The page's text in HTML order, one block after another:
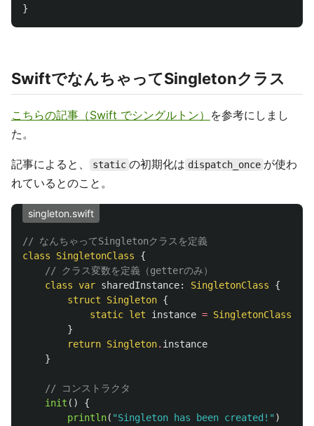
}
SwiftでなんちゃってSingletonクラス
こちらの記事（Swift でシングルトン） を参考にしまし
た。
記事によると、 static の初期化は dispatch_once が使わ
れているとのこと。
singleton.swift
// なんちゃってSingletonクラスを定義
class
SingletonClass
{
// クラス変数を定義（getterのみ）
class var sharedInstance: SingletonClass
{
struct
Singleton {
static let instance = SingletonClass
}
return Singleton. instance
}
// コンストラクタ
init ()
{
println( "Singleton has been created!" )